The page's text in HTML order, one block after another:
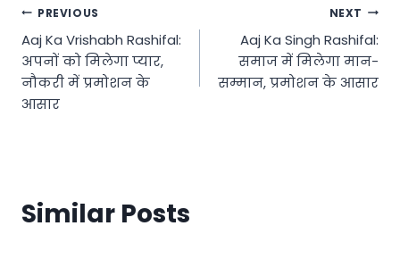
Post
navigation
PREVIOUS
Aaj Ka Vrishabh Rashifal:
अपनों को मिलेगा प्यार,
नौकरी में प्रमोशन के
आसार
NEXT
Aaj Ka Singh Rashifal:
समाज में मिलेगा मान-
सम्मान, प्रमोशन के आसार
Similar Posts